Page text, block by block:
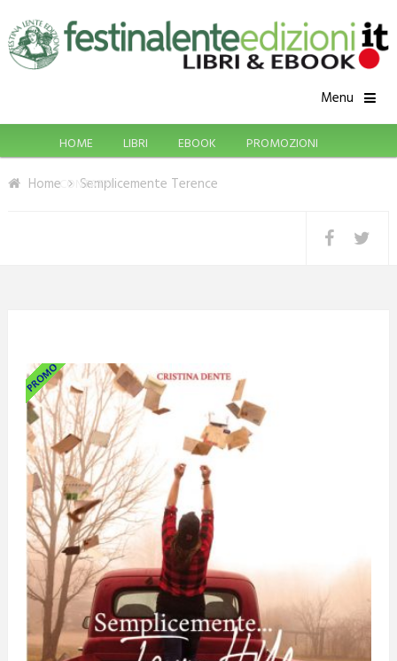
Menu
HOME LIBRI EBOOK
PROMOZIONI
CONTATTI
Home Semplicemente Terence